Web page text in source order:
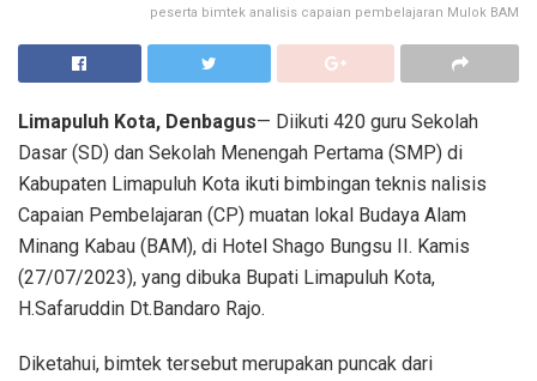
peserta bimtek analisis capaian pembelajaran Mulok BAM
Limapuluh Kota, Denbagus— Diikuti 420 guru Sekolah
Dasar (SD) dan Sekolah Menengah Pertama (SMP) di
Kabupaten Limapuluh Kota ikuti bimbingan teknis nalisis
Capaian Pembelajaran (CP) muatan lokal Budaya Alam
Minang Kabau (BAM), di Hotel Shago Bungsu II. Kamis
(27/07/2023), yang dibuka Bupati Limapuluh Kota,
H.Safaruddin Dt.Bandaro Rajo.
Diketahui, bimtek tersebut merupakan puncak dari